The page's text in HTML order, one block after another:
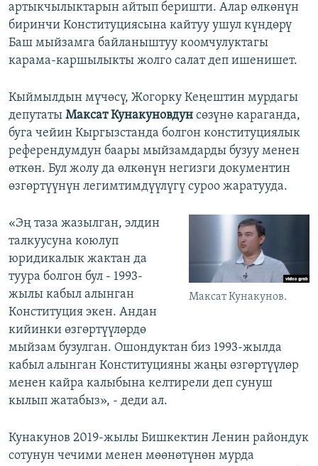
артыкчылыктарын айтып беришти. Алар өлкөнүн
биринчи Конституциясына кайтуу ушул күндөрү
Баш мыйзамга байланыштуу коомчулуктагы
карама-каршылыкты жолго салат деп ишенишет.
Кыймылдын мүчөсү, Жогорку Кеңештин мурдагы
депутаты Максат Кунакуновдун сөзүнө караганда,
буга чейин Кыргызстанда болгон конституциялык
референдумдун баары мыйзамдарды бузуу менен
өткөн. Бул жолу да өлкөнүн негизги документин
өзгөртүүнүн легимтимдүүлүгү суроо жаратууда.
Максат Кунакунов.
«Эң таза жазылган, элдин
талкуусуна коюлуп
юридикалык жактан да
туура болгон бул - 1993-
жылы кабыл алынган
Конституция экен. Андан
кийинки өзгөртүүлөрдө
мыйзам бузулган. Ошондуктан биз 1993-жылда
кабыл алынган Конституцияны жаңы өзгөртүүлөр
менен кайра калыбына келтирели деп сунуш
кылып жатабыз», - деди ал.
Кунакунов 2019-жылы Бишкектин Ленин райондук
сотунун чечими менен мөөнөтүнөн мурда